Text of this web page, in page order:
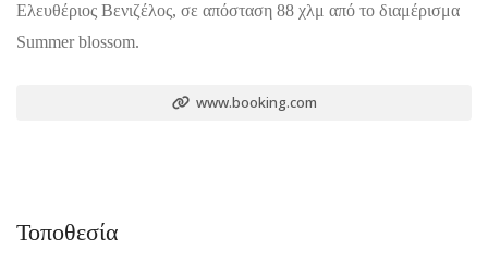
Ελευθέριος Βενιζέλος, σε απόσταση 88 χλμ από το διαμέρισμα
Summer blossom.
www.booking.com
Τοποθεσία